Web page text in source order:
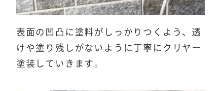
表面の凹凸に塗料がしっかりつくよう、透
けや塗り残しがないように丁寧にクリヤー
塗装していきます。